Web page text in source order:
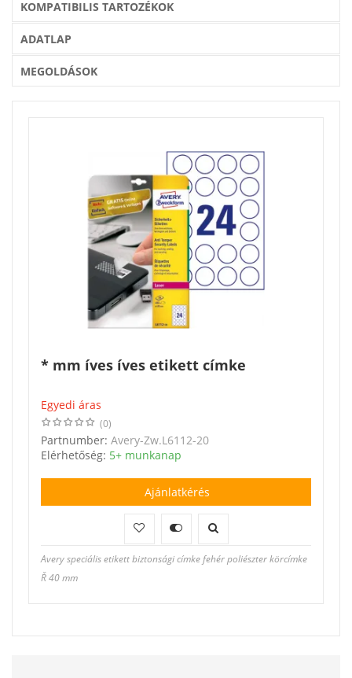
KOMPATIBILIS TARTOZÉKOK
ADATLAP
MEGOLDÁSOK
* mm íves íves etikett címke
Egyedi áras
(0)
Partnumber: Avery-Zw.L6112-20
Elérhetőség: 5+ munkanap
Ajánlatkérés
Avery speciális etikett biztonsági címke fehér poliészter körcímke
Ř 40 mm